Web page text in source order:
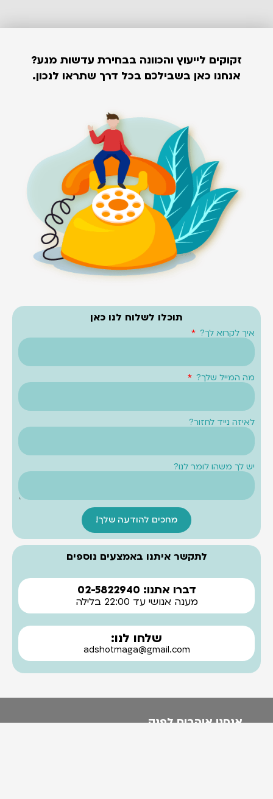
זקוקים לייעוץ והכוונה בבחירת עדשות מגע?
אנחנו כאן בשבילכם בכל דרך שתראו לנכון.
תוכלו לשלוח לנו כאן
איך לקרוא לך?
מה המייל שלך?
לאיזה נייד לחזור?
יש לך משהו לומר לנו?
מחכים להודעה שלך!
לתקשר איתנו באמצעים נוספים
דברו אתנו: 02-5822940
מענה אנושי עד 22:00 בלילה
שלחו לנו:
adshotmaga@gmail.com
אנחנו אוהבים לפנק.